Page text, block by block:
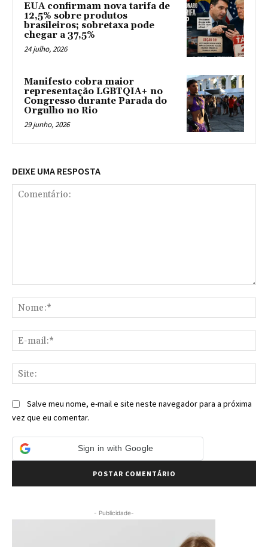
EUA confirmam nova tarifa de
12,5% sobre produtos
brasileiros; sobretaxa pode
chegar a 37,5%
24 julho, 2026
Manifesto cobra maior
representação LGBTQIA+ no
Congresso durante Parada do
Orgulho no Rio
29 junho, 2026
DEIXE UMA RESPOSTA
Salve meu nome, e-mail e site neste navegador para a próxima
vez que eu comentar.
Sign in with Google
- Publicidade-